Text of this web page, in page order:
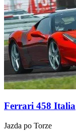
Ferrari 458 Italia
Jazda po Torze